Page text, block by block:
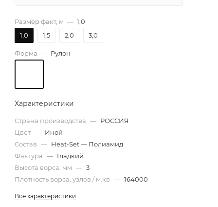
Размер факт, м — 1,0
1,0
1,5 2,0 3,0
Форма — Рулон
Характеристики
Страна производства — РОССИЯ
Цвет — Иной
Состав — Heat-Set — Полиамид
Фактура — Гладкий
Высота ворса, мм — 3
Плотность ворса, узлов / м.кв — 164000
Все характеристики